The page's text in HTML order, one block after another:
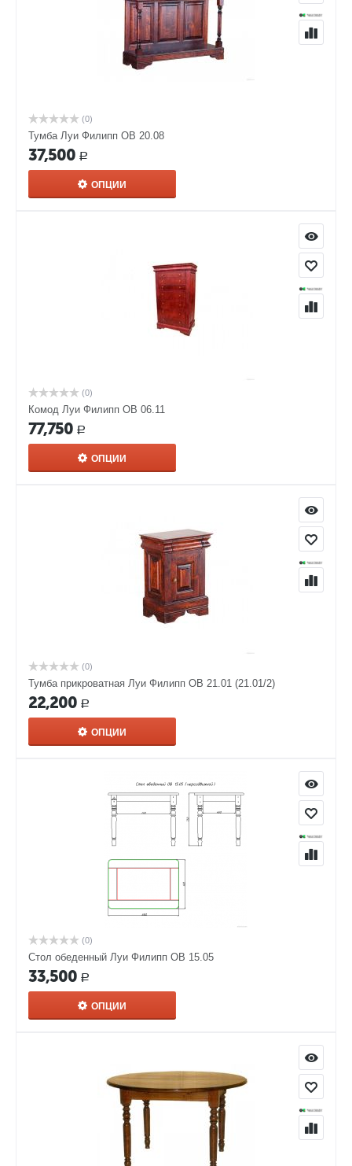
(0)
Тумба Луи Филипп ОВ 20.08
37,500 Р
ОПЦИИ
(0)
Комод Луи Филипп ОВ 06.11
77,750 Р
ОПЦИИ
(0)
Тумба прикроватная Луи Филипп ОВ 21.01 (21.01/2)
22,200 Р
ОПЦИИ
(0)
Стол обеденный Луи Филипп ОВ 15.05
33,500 Р
ОПЦИИ